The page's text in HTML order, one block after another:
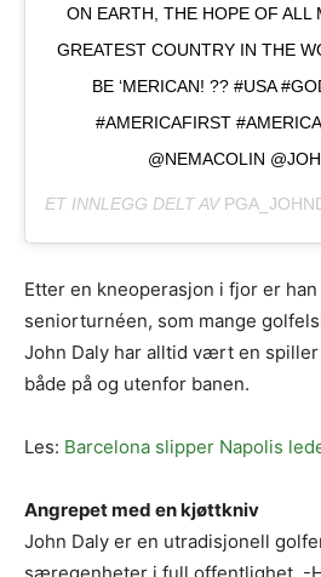
ON EARTH, THE HOPE OF ALL
GREATEST COUNTRY IN THE
BE ‘MERICAN! ?? #USA
#AMERICAFIRST
@NEMACOLIN
ET INNLEGG DELT AV
Etter en kneoperasjon i fjor er
seniorturnéen, som mange
John Daly har alltid vært en
både på og utenfor banen.
Les: Barcelona slipper Napolis
Angrepet med en kjøttkniv
John Daly er en utradisjonell